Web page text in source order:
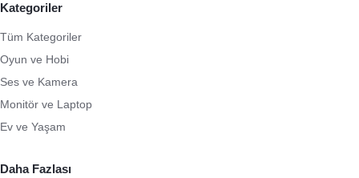
Kategoriler
Tüm Kategoriler
Oyun ve Hobi
Ses ve Kamera
Monitör ve Laptop
Ev ve Yaşam
Daha Fazlası